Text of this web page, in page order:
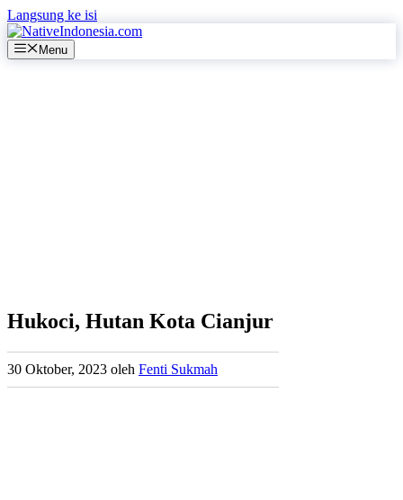
Langsung ke isi
Menu
Hukoci, Hutan Kota Cianjur
30 Oktober, 2023 oleh Fenti Sukmah